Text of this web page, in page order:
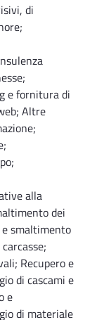
di
e fornitura di
Altre
alla
dei
smaltimento
Recupero e
di cascami e
e
di materiale